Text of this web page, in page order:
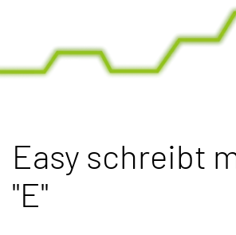
Isolierter Sandwichfußboden mit
praktischen Türen
Praktische Schiene am
Easy schreibt
"E"